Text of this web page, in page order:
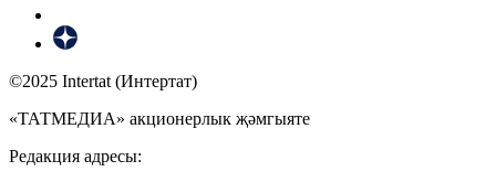
©2025 Intertat (Интертат)
«ТАТМЕДИА» акционерлык җәмгыяте
Редакция адресы: